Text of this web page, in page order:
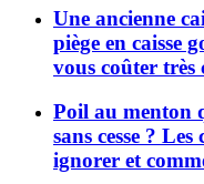
Une ancienne
piège en caisse
vous coûter très
Poil au menton
sans cesse ? Les
ignorer et